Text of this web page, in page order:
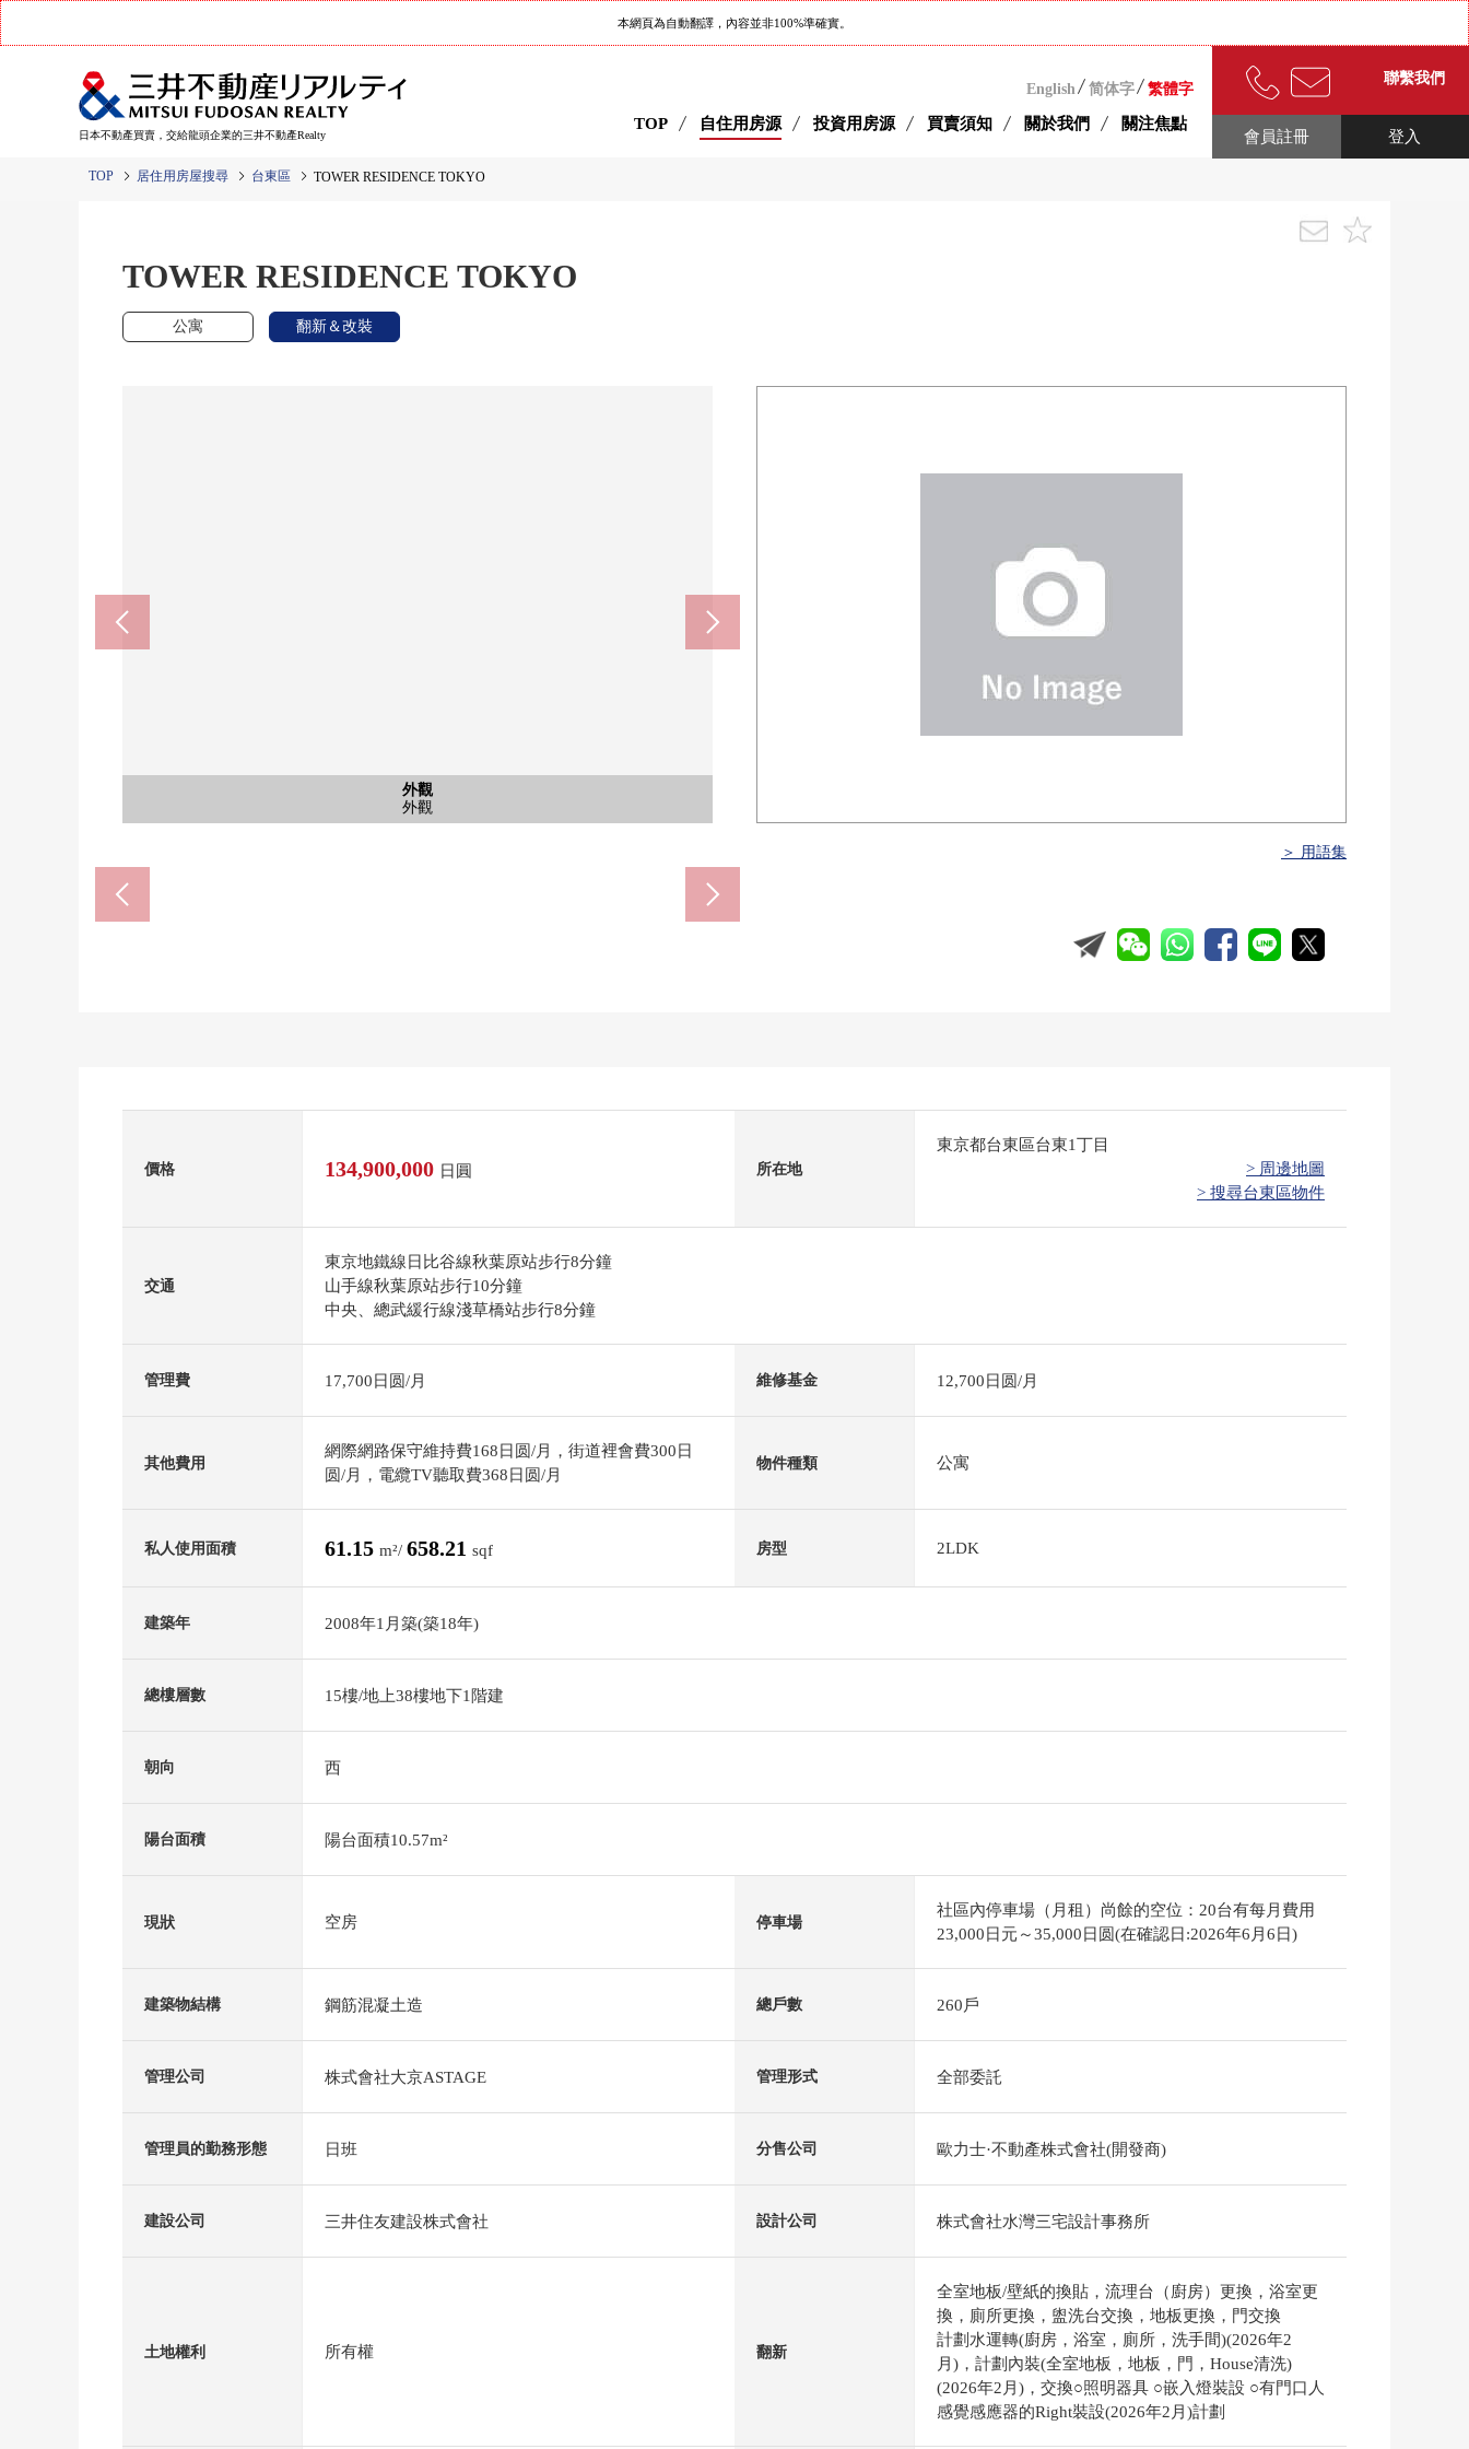
本網頁為自動翻譯，內容並非100%準確實。
日本不動產買賣，交給龍頭企業的三井不動產Realty
English 简体字 繁體字
TOP 自住用房源 投資用房源 買賣須知 關於我們 關注焦點
聯繫我們
登入
會員註冊
TOP 居住用房屋搜尋 台東區 TOWER RESIDENCE TOKYO
TOWER RESIDENCE TOKYO
公寓 翻新＆改裝
外觀
外觀
室內
客廳
廚房
廚房
公共汽車
公共汽車
洗臉
洗臉
廁所
廁所
風景
風景
陽台
陽台
門口
門口
洗臉
洗臉
室內
室內
收納
收納
收納
收納
室內
收納
收納
收納
收納
收納
收納
收納
客廳
客廳
廚房
廚房
入口
入口
大廳
大廳
共有部分
圖書
大廳
入口
共有部分
大廳
共有部分
電梯
共有部分
腳踏車停放處
共有部分
寵物的清洗場所
＞ 用語集
價格 134,900,000 日圓 所在地
東京都台東區台東1丁目
> 周邊地圖
> 搜尋台東區物件
交通
東京地鐵線日比谷線秋葉原站步行8分鐘
山手線秋葉原站步行10分鐘
中央、總武緩行線淺草橋站步行8分鐘
管理費 17,700日圆/月 維修基金 12,700日圆/月
其他費用
網際網路保守維持費168日圆/月，街道裡會費300日
圆/月，電纜TV聽取費368日圆/月
物件種類 公寓
私人使用面積 61.15 m²/ 658.21 sqf 房型 2LDK
建築年 2008年1月築(築18年)
總樓層數 15樓/地上38樓地下1階建
朝向 西
陽台面積 陽台面積10.57m²
現狀 空房 停車場
社區內停車場（月租）尚餘的空位：20台有每月費用
23,000日元～35,000日圆(在確認日:2026年6月6日)
建築物結構 鋼筋混凝土造 總戶數 260戶
管理公司 株式會社大京ASTAGE 管理形式 全部委託
管理員的勤務形態 日班 分售公司 歐力士·不動產株式會社(開發商)
建設公司 三井住友建設株式會社 設計公司 株式會社水灣三宅設計事務所
土地權利 所有權 翻新
全室地板/壁紙的換貼，流理台（廚房）更換，浴室更
換，廁所更換，盥洗台交換，地板更換，門交換
計劃水運轉(廚房，浴室，廁所，洗手間)(2026年2
月)，計劃內裝(全室地板，地板，門，House清洗)
(2026年2月)，交換○照明器具 ○嵌入燈裝設 ○有門口人
感覺感應器的Right裝設(2026年2月)計劃